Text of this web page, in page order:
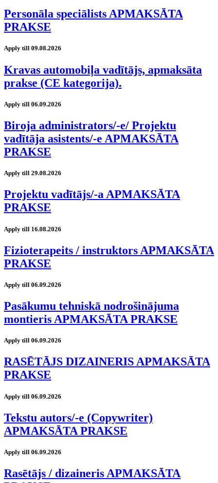
Personāla speciālists APMAKSĀTA
PRAKSE
Apply till 09.08.2026
Kravas automobiļa vadītājs, apmaksāta
prakse (CE kategorija).
Apply till 06.09.2026
Biroja administrators/-e/ Projektu
vadītāja asistents/-e APMAKSĀTA
PRAKSE
Apply till 29.08.2026
Projektu vadītājs/-a APMAKSĀTA
PRAKSE
Apply till 16.08.2026
Fizioterapeits / instruktors APMAKSĀTA
PRAKSE
Apply till 06.09.2026
Pasākumu tehniskā nodrošinājuma
montieris APMAKSĀTA PRAKSE
Apply till 06.09.2026
RASĒTĀJS DIZAINERIS APMAKSĀTA
PRAKSE
Apply till 06.09.2026
Tekstu autors/-e (Copywriter)
APMAKSĀTA PRAKSE
Apply till 06.09.2026
Rasētājs / dizaineris APMAKSĀTA